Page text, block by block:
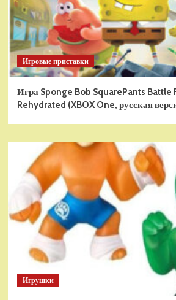
Игровые приставки
Игра Sponge Bob SquarePants Battle
Rehydrated (XBOX One, русская
Игрушки